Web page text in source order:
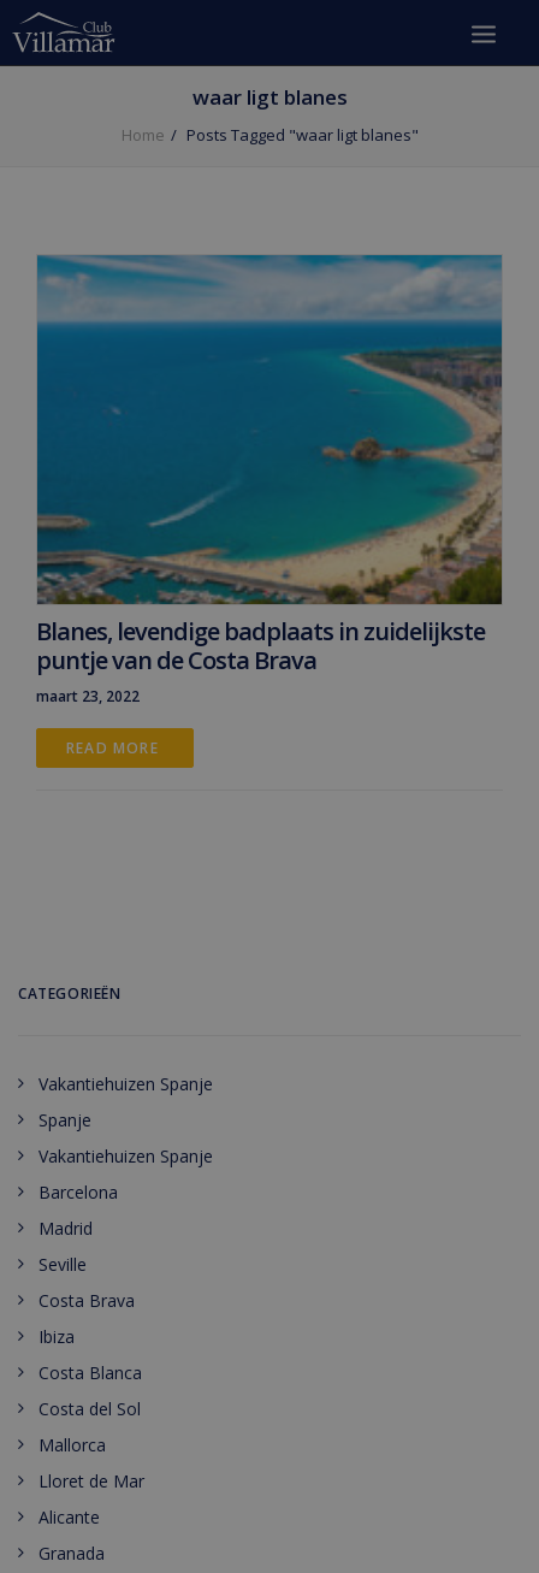
waar ligt blanes
Home Posts Tagged "waar ligt blanes"
Blanes, levendige badplaats in zuidelijkste
puntje van de Costa Brava
maart 23, 2022
READ MORE
CATEGORIEËN
Vakantiehuizen Spanje
Spanje
Vakantiehuizen Spanje
Barcelona
Madrid
Seville
Costa Brava
Ibiza
Costa Blanca
Costa del Sol
Mallorca
Lloret de Mar
Alicante
Granada